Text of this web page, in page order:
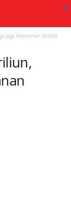
Jaga Keamanan Mobile